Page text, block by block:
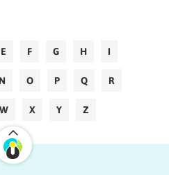
E F G H I
N O P Q R
W X Y Z